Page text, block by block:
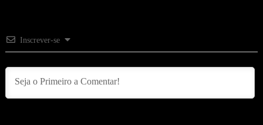
Inscrever-se